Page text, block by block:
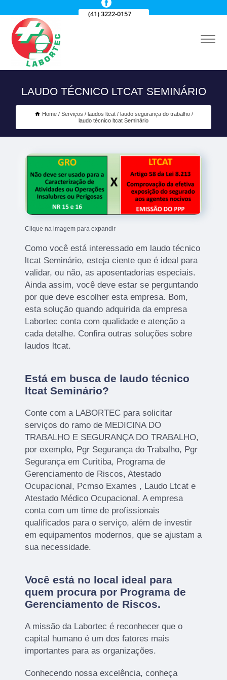
(41) 3222-0157
LAUDO TÉCNICO LTCAT SEMINÁRIO
Home Serviços laudos ltcat
laudo segurança do trabalho
laudo técnico ltcat Seminário
Clique na imagem para expandir
Como você está interessado em laudo técnico
ltcat Seminário, esteja ciente que é ideal para
validar, ou não, as aposentadorias especiais.
Ainda assim, você deve estar se perguntando
por que deve escolher esta empresa. Bom,
esta solução quando adquirida da empresa
Labortec conta com qualidade e atenção a
cada detalhe. Confira outras soluções sobre
laudos ltcat.
Está em busca de laudo técnico
ltcat Seminário?
Conte com a LABORTEC para solicitar
serviços do ramo de MEDICINA DO
TRABALHO E SEGURANÇA DO TRABALHO,
por exemplo, Pgr Segurança do Trabalho, Pgr
Segurança em Curitiba, Programa de
Gerenciamento de Riscos, Atestado
Ocupacional, Pcmso Exames , Laudo Ltcat e
Atestado Médico Ocupacional. A empresa
conta com um time de profissionais
qualificados para o serviço, além de investir
em equipamentos modernos, que se ajustam a
sua necessidade.
Você está no local ideal para
quem procura por Programa de
Gerenciamento de Riscos.
A missão da Labortec é reconhecer que o
capital humano é um dos fatores mais
importantes para as organizações.
Conhecendo nossa excelência, conheça